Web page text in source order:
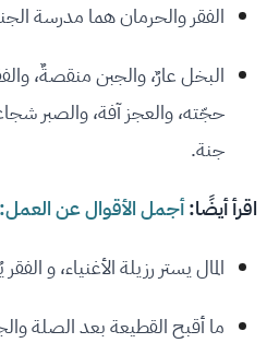
الفقر والحرمان هما مدرسة
البخل عارٌ، والجبن منقصةٌ،
حجّته، والعجز آفة، والصبر
جنة.
اقرأ أيضًا:أجمل الأقوال عن
المال يستر رزيلة الأغنياء، و
ما أقبح القطيعة بعد الصلة